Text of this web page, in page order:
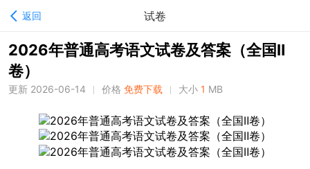
返回 试卷
2026年普通高考语文试卷及答案（全国Ⅱ
卷）
更新 2026-06-14 价格 免费下载 大小 1 MB